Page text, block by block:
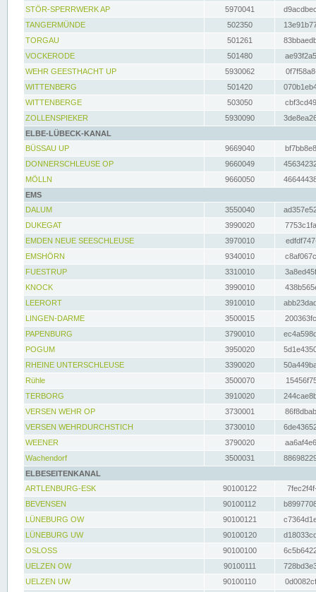
STÖR-SPERRWERK AP 5970041
TANGERMÜNDE
502350
TORGAU
501261
VOCKERODE
501480
WEHR GEESTHACHT UP
5930062
WITTENBERG
501420
WITTENBERGE
503050
ZOLLENSPIEKER
5930090
ELBE-LÜBECK-KANAL
BÜSSAU UP
9669040
DONNERSCHLEUSE OP
9660049
MÖLLN
9660050
EMS
DALUM
3550040
DUKEGAT
3990020
EMDEN NEUE SEESCHLEUSE
3970010
EMSHÖRN
9340010
FUESTRUP
3310010
KNOCK
3990010
LEERORT
3910010
LINGEN-DARME
3500015
PAPENBURG
3790010
POGUM
3950020
RHEINE UNTERSCHLEUSE
3390020
Rühle
3500070
TERBORG
3910020
VERSEN WEHR OP
3730001
VERSEN WEHRDURCHSTICH
3730010
WEENER
3790020
Wachendorf
3500031
ELBESEITENKANAL
ARTLENBURG-ESK
90100122
BEVENSEN
90100112
LÜNEBURG OW
90100121
LÜNEBURG UW
90100120
OSLOSS
90100100
UELZEN OW
90100111
UELZEN UW
90100110